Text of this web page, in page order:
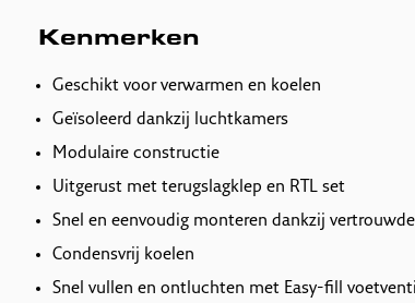
Kenmerken
Geschikt voor verwarmen en koelen
Geïsoleerd dankzij luchtkamers
Modulaire constructie
Uitgerust met terugslagklep en RTL set
Snel en eenvoudig monteren dankzij
Condensvrij koelen
Snel vullen en ontluchten met Easy-fill